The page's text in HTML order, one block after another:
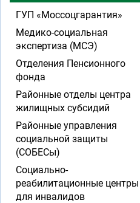
ГУП «Моссоцгарантия»
Медико-социальная
экспертиза (МСЭ)
Отделения Пенсионного
фонда
Районные отделы центра
жилищных субсидий
Районные управления
социальной защиты
(СОБЕСы)
Социально-
реабилитационные центры
для инвалидов